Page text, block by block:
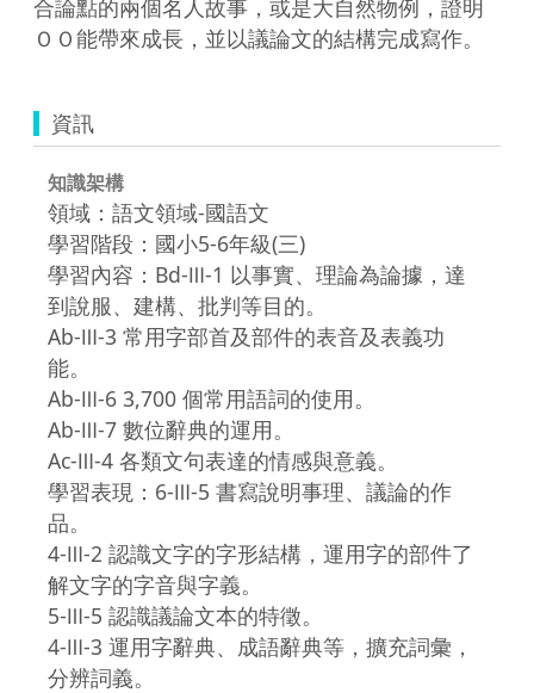
合論點的兩個名人故事，或是大自然物例，證明
ＯＯ能帶來成長，並以議論文的結構完成寫作。
資訊
知識架構
領域：語文領域-國語文
學習階段：國小5-6年級(三)
學習內容：Bd-Ⅲ-1 以事實、理論為論據，達
到說服、建構、批判等目的。
Ab-Ⅲ-3 常用字部首及部件的表音及表義功
能。
Ab-Ⅲ-6 3,700 個常用語詞的使用。
Ab-Ⅲ-7 數位辭典的運用。
Ac-Ⅲ-4 各類文句表達的情感與意義。
學習表現：6-Ⅲ-5 書寫說明事理、議論的作
品。
4-Ⅲ-2 認識文字的字形結構，運用字的部件了
解文字的字音與字義。
5-Ⅲ-5 認識議論文本的特徵。
4-Ⅲ-3 運用字辭典、成語辭典等，擴充詞彙，
分辨詞義。